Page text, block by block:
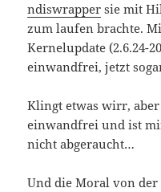
ndiswrapper sie mit
zum laufen brachte.
Kernelupdate (2.6.24-
einwandfrei, jetzt
Klingt etwas wirr,
einwandfrei und ist
nicht abgeraucht…
Und die Moral von